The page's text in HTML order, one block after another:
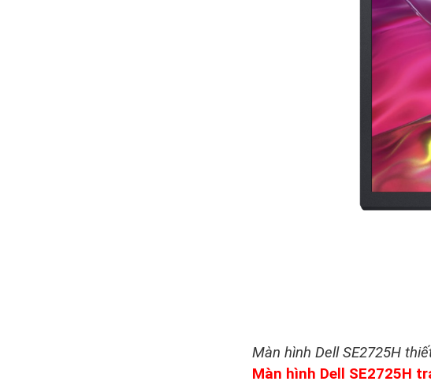
Màn hình Dell SE2725H
Màn hình Dell SE2725H